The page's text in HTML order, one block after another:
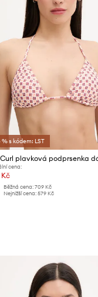
% s kódem: LST
cena:
Kč
Běžná cena: 709 Kč
Nejnižší cena: 579 Kč